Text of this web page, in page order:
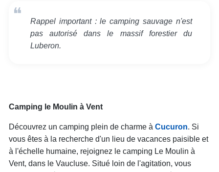
Rappel important : le camping sauvage n'est
pas autorisé dans le massif forestier du
Luberon.
Camping le Moulin à Vent
Découvrez un camping plein de charme à Cucuron. Si
vous êtes à la recherche d'un lieu de vacances paisible et
à l'échelle humaine, rejoignez le camping Le Moulin à
Vent, dans le Vaucluse. Situé loin de l'agitation, vous